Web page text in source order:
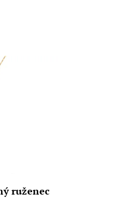
ruženec